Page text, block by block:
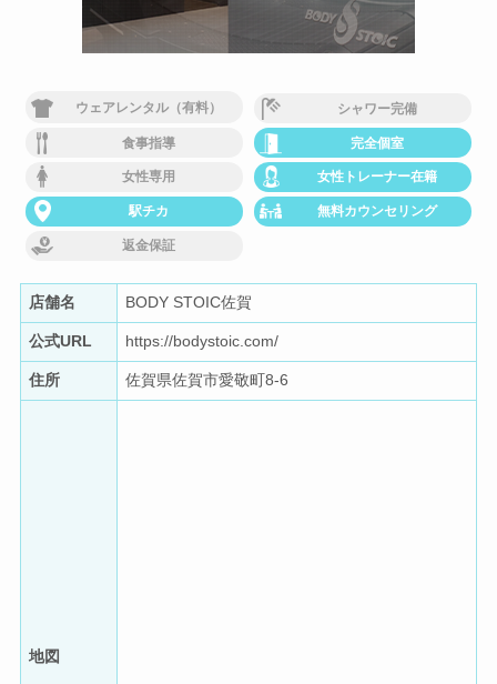
ウェアレンタル（有料） シャワー完備
食事指導 完全個室
女性専用 女性トレーナー在籍
駅チカ 無料カウンセリング
返金保証
店舗名 BODY STOIC佐賀
公式URL https://bodystoic.com/
住所 佐賀県佐賀市愛敬町8-6
地図